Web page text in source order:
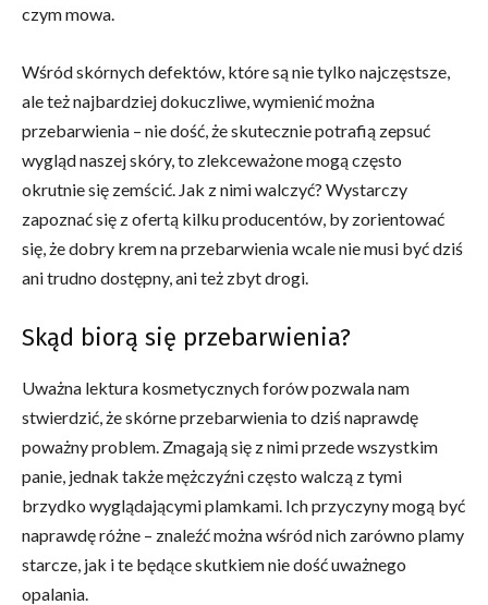
czym mowa.
Wśród skórnych defektów, które są nie tylko najczęstsze,
ale też najbardziej dokuczliwe, wymienić można
przebarwienia – nie dość, że skutecznie potrafią zepsuć
wygląd naszej skóry, to zlekceważone mogą często
okrutnie się zemścić. Jak z nimi walczyć? Wystarczy
zapoznać się z ofertą kilku producentów, by zorientować
się, że dobry krem na przebarwienia wcale nie musi być dziś
ani trudno dostępny, ani też zbyt drogi.
Skąd biorą się przebarwienia?
Uważna lektura kosmetycznych forów pozwala nam
stwierdzić, że skórne przebarwienia to dziś naprawdę
poważny problem. Zmagają się z nimi przede wszystkim
panie, jednak także mężczyźni często walczą z tymi
brzydko wyglądającymi plamkami. Ich przyczyny mogą być
naprawdę różne – znaleźć można wśród nich zarówno plamy
starcze, jak i te będące skutkiem nie dość uważnego
opalania.